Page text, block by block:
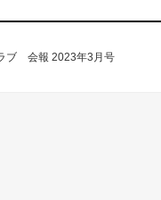
ブ 会報 2023年3月号